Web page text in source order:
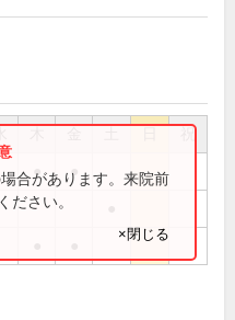
祝
● ●
合があります。来院前
ださい。
×閉じる